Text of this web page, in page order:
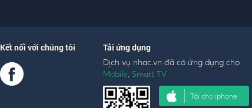
Kết nối với chúng tôi Tải ứng dụng
Dịch vụ nhac.vn đã có ứng dụng cho
Mobile, Smart TV
Tải cho iphone